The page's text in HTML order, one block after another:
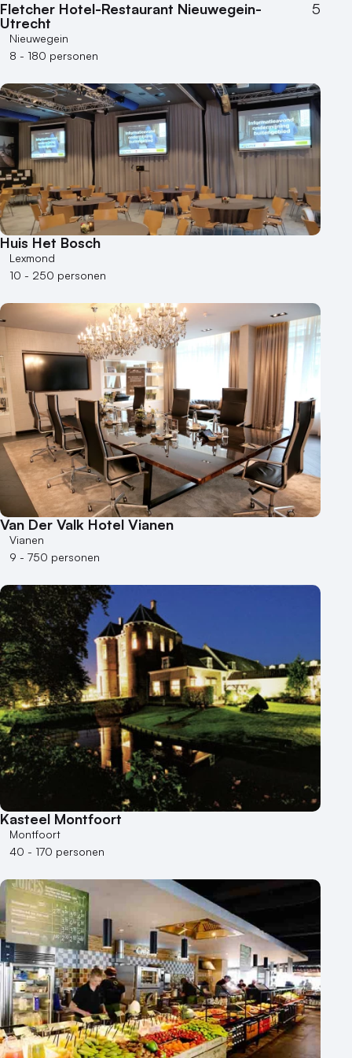
Museum
Theater
Varende locatie
Fletcher Hotel-Restaurant Nieuwegein-
Utrecht
5
Nieuwegein
8 - 180 personen
Huis Het Bosch
Lexmond
10 - 250 personen
Van Der Valk Hotel Vianen
Vianen
9 - 750 personen
Kasteel Montfoort
Montfoort
40 - 170 personen